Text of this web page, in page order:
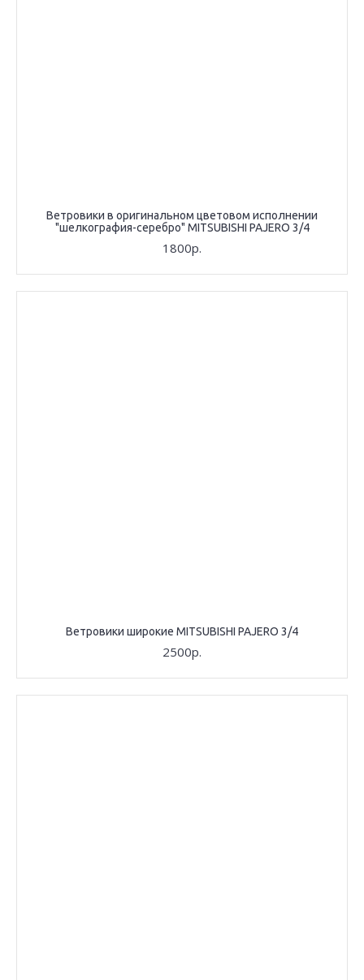
Ветровики в оригинальном цветовом исполнении
"шелкография-серебро" MITSUBISHI PAJERO 3/4
1800р.
Ветровики широкие MITSUBISHI PAJERO 3/4
2500р.